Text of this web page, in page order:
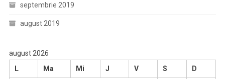
septembrie 2019
august 2019
august 2026
L
Ma Mi J V S D